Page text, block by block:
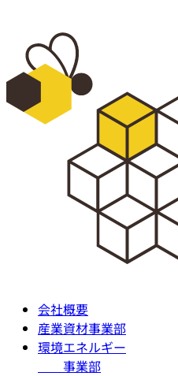
ン
に
会社概要
産業資材事業部
環境エネルギー
事業部